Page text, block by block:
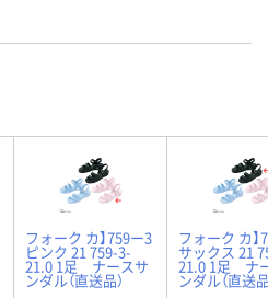
フォーク カ】759ー3
ピンク 21 759-3-
21.0 1足 ナースサ
ンダル（直送品）
フォーク カ】
サックス 21
21.0 1足 ナ
ンダル（直送品